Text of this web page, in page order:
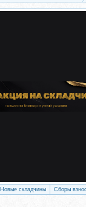
Новые складчины Сборы